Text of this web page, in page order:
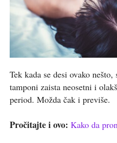
Tek kada se desi ovako
tamponi zaista neosetni i
period. Možda čak i previše.
Pročitajte i ovo: Kako da